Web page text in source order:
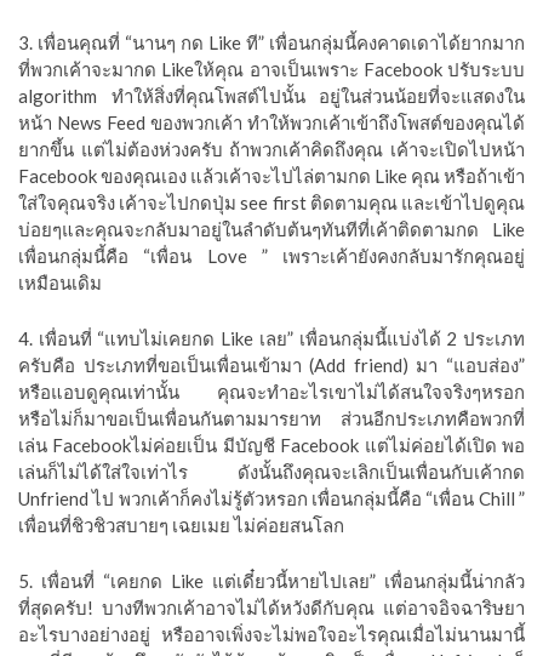
3. เพื่อนคุณที่ “นานๆ กด Like ที” เพื่อนกลุ่มนี้คงคาดเดาได้ยากมาก
ที่พวกเค้าจะมากด Likeให้คุณ อาจเป็นเพราะ Facebook ปรับระบบ
algorithm ทำให้สิ่งที่คุณโพสต์ไปนั้น อยู่ในส่วนน้อยที่จะแสดงใน
หน้า News Feed ของพวกเค้า ทำให้พวกเค้าเข้าถึงโพสต์ของคุณได้
ยากขึ้น แต่ไม่ต้องห่วงครับ ถ้าพวกเค้าคิดถึงคุณ เค้าจะเปิดไปหน้า
Facebook ของคุณเอง แล้วเค้าจะไปไล่ตามกด Like คุณ หรือถ้าเข้า
ใส่ใจคุณจริง เค้าจะไปกดปุ่ม see first ติดตามคุณ และเข้าไปดูคุณ
บ่อยๆและคุณจะกลับมาอยู่ในลำดับต้นๆทันทีที่เค้าติดตามกด Like
เพื่อนกลุ่มนี้คือ “เพื่อน Love ” เพราะเค้ายังคงกลับมารักคุณอยู่
เหมือนเดิม
4. เพื่อนที่ “แทบไม่เคยกด Like เลย” เพื่อนกลุ่มนี้แบ่งได้ 2 ประเภท
ครับคือ ประเภทที่ขอเป็นเพื่อนเข้ามา (Add friend) มา “แอบส่อง”
หรือแอบดูคุณเท่านั้น คุณจะทำอะไรเขาไม่ได้สนใจจริงๆหรอก
หรือไม่ก็มาขอเป็นเพื่อนกันตามมารยาท ส่วนอีกประเภทคือพวกที่
เล่น Facebookไม่ค่อยเป็น มีบัญชี Facebook แต่ไม่ค่อยได้เปิด พอ
เล่นก็ไม่ได้ใส่ใจเท่าไร ดังนั้นถึงคุณจะเลิกเป็นเพื่อนกับเค้ากด
Unfriend ไป พวกเค้าก็คงไม่รู้ตัวหรอก เพื่อนกลุ่มนี้คือ “เพื่อน Chill ”
เพื่อนที่ชิวชิวสบายๆ เฉยเมย ไม่ค่อยสนโลก
5. เพื่อนที่ “เคยกด Like แต่เดี๋ยวนี้หายไปเลย” เพื่อนกลุ่มนี้น่ากลัว
ที่สุดครับ! บางทีพวกเค้าอาจไม่ได้หวังดีกับคุณ แต่อาจอิจฉาริษยา
อะไรบางอย่างอยู่ หรืออาจเพิ่งจะไม่พอใจอะไรคุณเมื่อไม่นานมานี้